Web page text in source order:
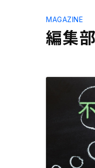
編集
MAGAZINE